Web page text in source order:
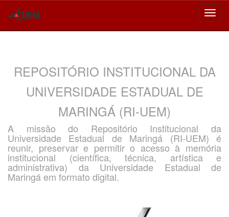
REPOSITÓRIO INSTITUCIONAL DA
UNIVERSIDADE ESTADUAL DE
MARINGÁ (RI-UEM)
A missão do Repositório Institucional da
Universidade Estadual de Maringá (RI-UEM) é
reunir, preservar e permitir o acesso à memória
institucional (científica, técnica, artística e
administrativa) da Universidade Estadual de
Maringá em formato digital.